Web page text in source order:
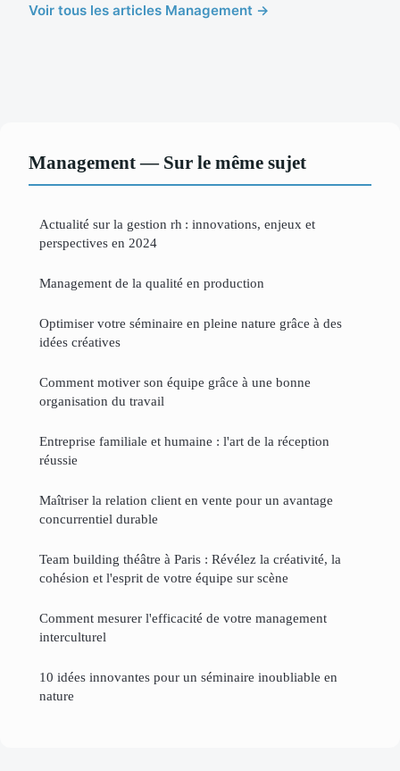
Voir tous les articles Management →
Management — Sur le même sujet
Actualité sur la gestion rh : innovations, enjeux et
perspectives en 2024
Management de la qualité en production
Optimiser votre séminaire en pleine nature grâce à des
idées créatives
Comment motiver son équipe grâce à une bonne
organisation du travail
Entreprise familiale et humaine : l'art de la réception
réussie
Maîtriser la relation client en vente pour un avantage
concurrentiel durable
Team building théâtre à Paris : Révélez la créativité, la
cohésion et l'esprit de votre équipe sur scène
Comment mesurer l'efficacité de votre management
interculturel
10 idées innovantes pour un séminaire inoubliable en
nature